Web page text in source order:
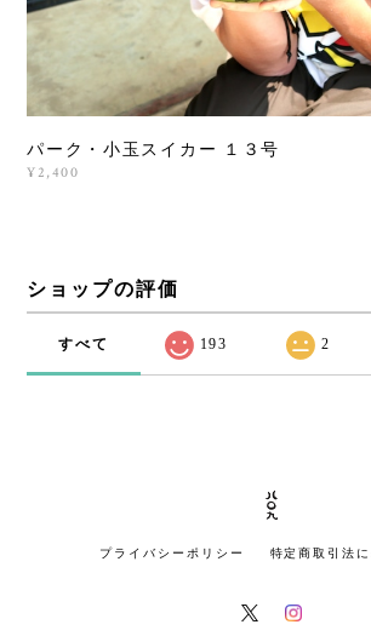
パーク・小玉スイカー １３号
¥2,400
ショップの評価
すべて 193 2
プライバシーポリシー 特定商取引法